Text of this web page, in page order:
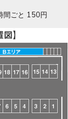
間ごと 150円